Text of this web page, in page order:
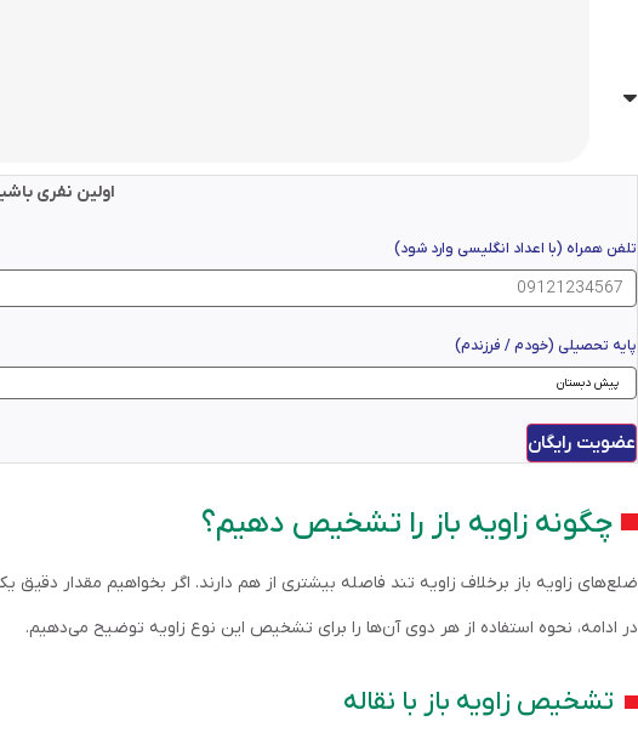
اولین نفری
تلفن همراه (با اعداد انگلیسی وارد شود)
پایه تحصیلی (خودم / فرزندم)
عضویت رایگان
چگونه زاویه باز را تشخیص دهیم؟
ضلع‌های زاویه باز برخلاف زاویه تند فاصله بیشتری از هم دارند. اگر بخواهیم مقدار دقیق
در ادامه، نحوه استفاده از هر دوی آن‌ها را برای تشخیص این نوع زاویه توضیح می‌دهیم.
تشخیص زاویه باز با نقاله